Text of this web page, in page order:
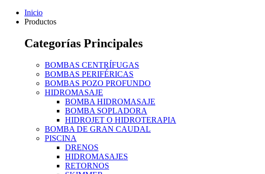
Inicio
Productos
Categorías Principales
BOMBAS CENTRÍFUGAS
BOMBAS PERIFÉRICAS
BOMBAS POZO PROFUNDO
HIDROMASAJE
BOMBA HIDROMASAJE
BOMBA SOPLADORA
HIDROJET O HIDROTERAPIA
BOMBA DE GRAN CAUDAL
PISCINA
DRENOS
HIDROMASAJES
RETORNOS